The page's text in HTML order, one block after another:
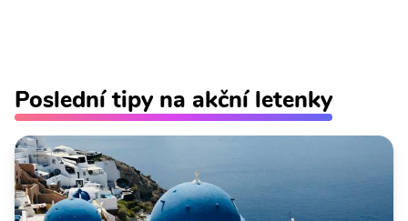
Poslední tipy na akční letenky